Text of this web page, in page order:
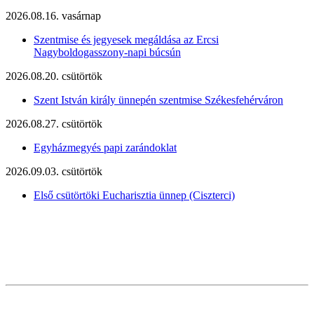
2026.08.16. vasárnap
Szentmise és jegyesek megáldása az Ercsi
Nagyboldogasszony-napi búcsún
2026.08.20. csütörtök
Szent István király ünnepén szentmise Székesfehérváron
2026.08.27. csütörtök
Egyházmegyés papi zarándoklat
2026.09.03. csütörtök
Első csütörtöki Eucharisztia ünnep (Ciszterci)